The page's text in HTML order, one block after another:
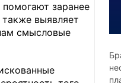
заранее
выявляет
смысловые